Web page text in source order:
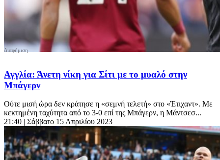
Αγγλία: Άνετη νίκη για Σίτι με το μυαλό στην
Μπάγερν
Ούτε μισή ώρα δεν κράτησε η «σεμνή τελετή» στο «Έτιχαντ». Με
κεκτημένη ταχύτητα από το 3-0 επί της Μπάγερν, η Μάντσεσ...
21:40 | Σάββατο 15 Απριλίου 2023